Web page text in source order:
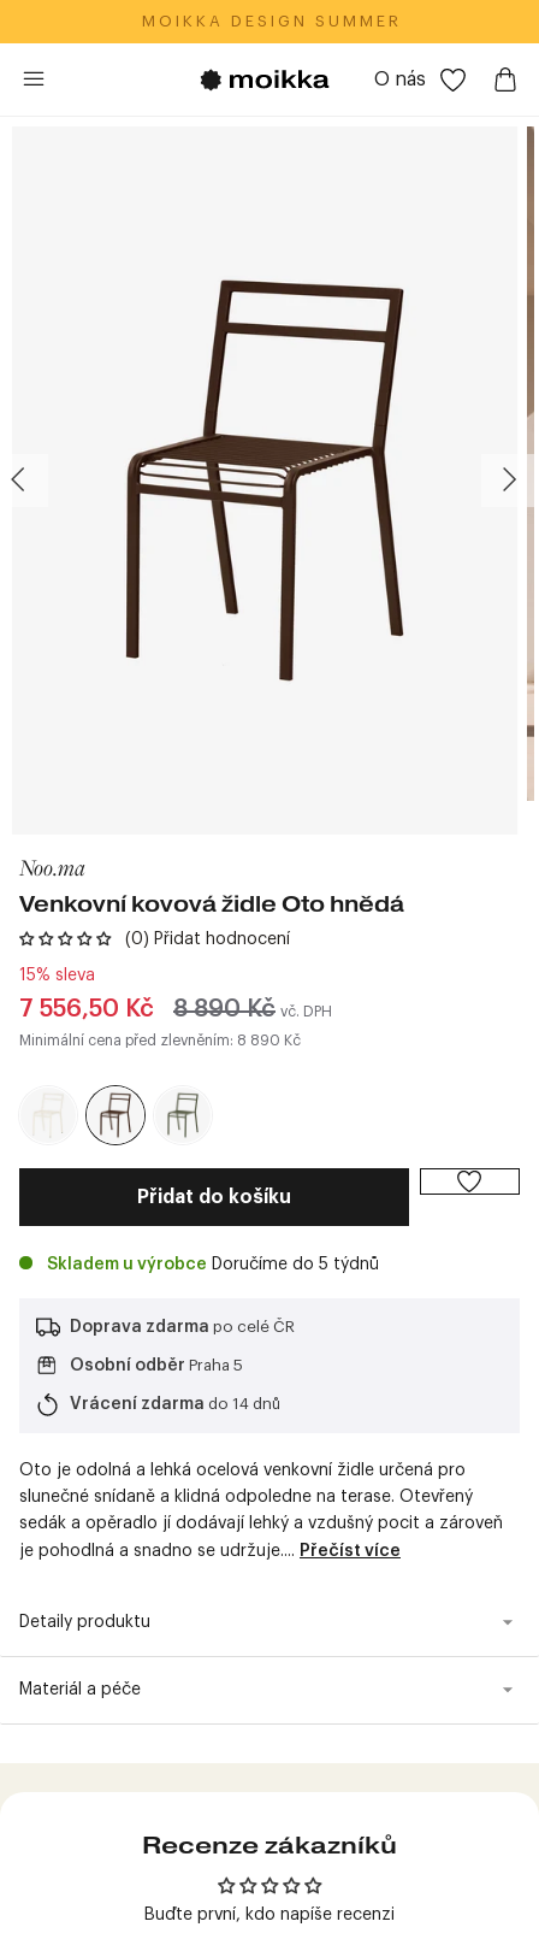
M O I K K A‎ ‎ ‎ D E S I G N‎ ‎ ‎ S U M M E R
O nás
Noo.ma
Venkovní kovová židle Oto hnědá
(0) Přidat hodnocení
15% sleva
7 556,50 Kč
Běžná
cena
8 890 Kč vč. DPH
Minimální cena před zlevněním: 8 890 Kč
Přidat do košíku
Skladem u výrobce Doručíme do 5 týdnů
Doprava zdarma po celé ČR
Osobní odběr Praha 5
Vrácení zdarma do 14 dnů
Oto je odolná a lehká ocelová venkovní židle určená pro
slunečné snídaně a klidná odpoledne na terase. Otevřený
sedák a opěradlo jí dodávají lehký a vzdušný pocit a zároveň
je pohodlná a snadno se udržuje.... Přečíst více
Detaily produktu
Materiál a péče
Recenze zákazníků
Buďte první, kdo napíše recenzi